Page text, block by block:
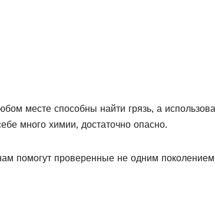
месте способны найти грязь, а
много химии, достаточно опасно.
помогут проверенные не одним поколением